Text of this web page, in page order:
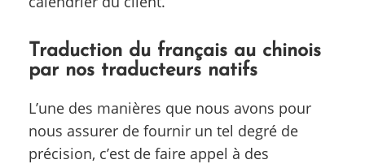
Traduction du français au chinois
par nos traducteurs natifs
L’une des manières que nous avons pour
nous assurer de fournir un tel degré de
précision, c’est de faire appel à des